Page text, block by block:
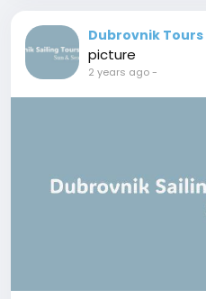
Dubrovnik Tours
picture
2 years ago-